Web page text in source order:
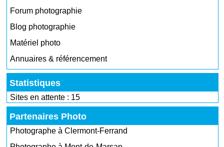
Forum photographie
Blog photographie
Matériel photo
Annuaires & référencement
Statistiques
Sites en attente : 15
Partenaires Photo
Photographe à Clermont-Ferrand